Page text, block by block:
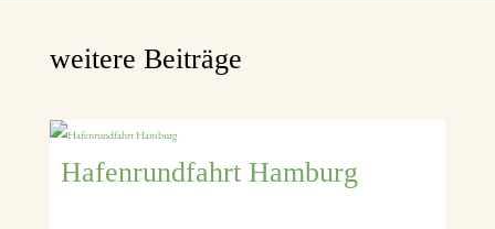
weitere Beiträge
Hafenrundfahrt Hamburg